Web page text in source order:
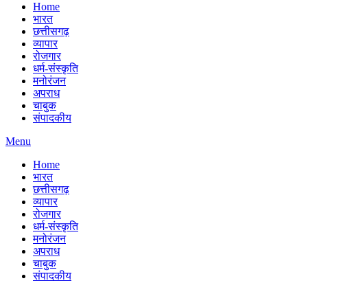
Home
भारत
छत्तीसगढ़
व्यापार
रोजगार
धर्म-संस्कृति
मनोरंजन
अपराध
चाबुक
संपादकीय
Menu
Home
भारत
छत्तीसगढ़
व्यापार
रोजगार
धर्म-संस्कृति
मनोरंजन
अपराध
चाबुक
संपादकीय